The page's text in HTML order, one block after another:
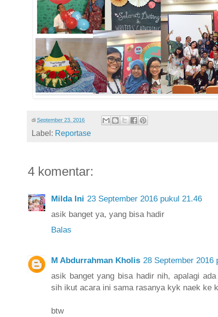
di September 23, 2016
Label: Reportase
4 komentar:
Milda Ini 23 September 2016 pukul 21.46
asik banget ya, yang bisa hadir
Balas
M Abdurrahman Kholis 28 September 2016
asik banget yang bisa hadir nih, apalagi
sih ikut acara ini sama rasanya kyk naek ke
btw